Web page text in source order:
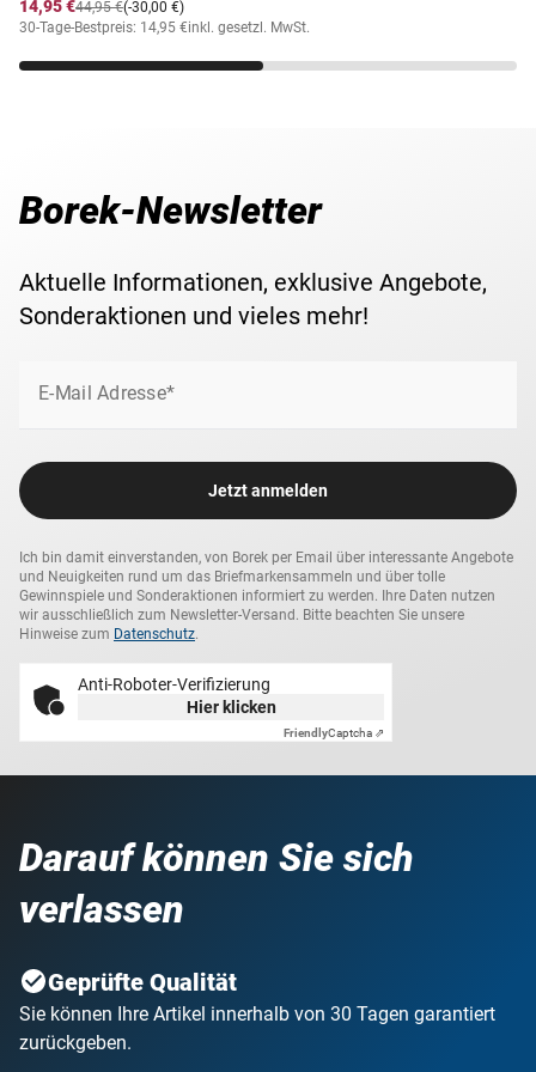
14,95 €
(-30,00 €)
44,95 €
30-Tage-Bestpreis: 14,95 €inkl. gesetzl. MwSt.
Borek-Newsletter
Aktuelle Informationen, exklusive Angebote,
Sonderaktionen und vieles mehr!
E-Mail Adresse*
Jetzt anmelden
Ich bin damit einverstanden, von Borek per Email über interessante Angebote
und Neuigkeiten rund um das Briefmarkensammeln und über tolle
Gewinnspiele und Sonderaktionen informiert zu werden. Ihre Daten nutzen
wir ausschließlich zum Newsletter-Versand. Bitte beachten Sie unsere
Hinweise zum Datenschutz.
Anti-Roboter-Verifizierung
Hier klicken
FriendlyCaptcha ⇗
Darauf können Sie sich
verlassen
Geprüfte Qualität
Sie können Ihre Artikel innerhalb von 30 Tagen garantiert
zurückgeben.